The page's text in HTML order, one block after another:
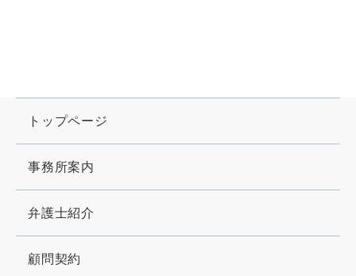
トップページ
事務所案内
弁護士紹介
顧問契約